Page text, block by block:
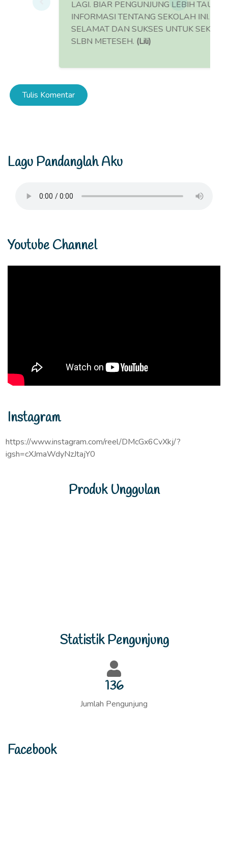
LAGI. BIAR PENGUNJUNG LEBIH TAU
INFORMASI TENTANG SEKOLAH INI.
SELAMAT DAN SUKSES UNTUK SEKOLAH
SLBN METESEH.(Lili)
Tulis Komentar
Lagu Pandanglah Aku
Youtube Channel
Instagram
https://www.instagram.com/reel/DMcGx6CvXkj/?
igsh=cXJmaWdyNzJtajY0
Produk Unggulan
Statistik Pengunjung
146
Jumlah Pengunjung
Facebook